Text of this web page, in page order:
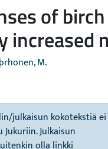
of
increased
M.
julkaisun kokotekstiä ei
Julkaisun
olla linkki